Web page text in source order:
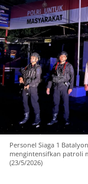
Personel Siaga 1
mengintensifkan patroli
(23/5/2026)